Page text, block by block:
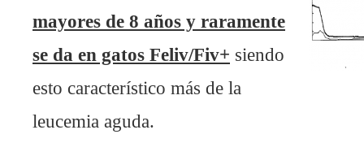
mayores de 8 años y raramente
se da en gatos Feliv/Fiv+ siendo
esto característico más de la
leucemia aguda.